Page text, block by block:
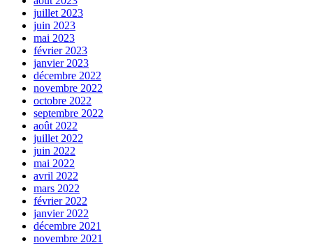
juillet 2023
juin 2023
mai 2023
février 2023
janvier 2023
décembre 2022
novembre 2022
octobre 2022
septembre 2022
août 2022
juillet 2022
juin 2022
mai 2022
avril 2022
mars 2022
février 2022
janvier 2022
décembre 2021
novembre 2021